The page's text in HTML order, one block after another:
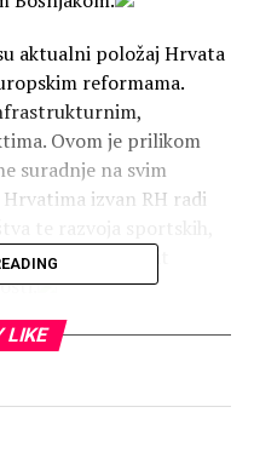
aktualni položaj Hrvata
reformama.
Ovom je prilikom
suradnje na svim
izvan RH radi
na dobrobit
Vladi Republike
hrvatski narod. Državni
LIKE